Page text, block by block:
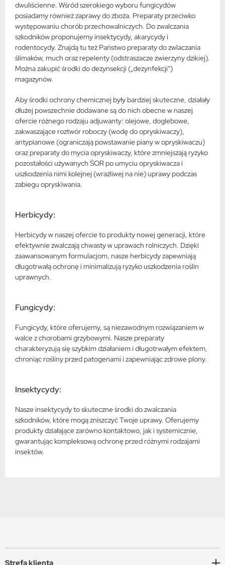
dwuliścienne. Wśród szerokiego wyboru fungicydów
posiadamy również zaprawy do zboża. Preparaty przeciwko
występowaniu chorób przechowalniczych. Do zwalczania
szkodników proponujemy insektycydy, akarycydy i
rodentocydy. Znajdą tu też Państwo preparaty do zwlaczania
ślimaków, much oraz repelenty (odstraszacze zwierzyny dzikiej).
Można zakupić środki do dezynsekcji („dezynfekcji”)
magazynów.
Aby środki ochrony chemicznej były bardziej skuteczne, działały
dłużej powszechnie dodawane są do nich obecne w naszej
ofercie różnego rodzaju adjuwanty: olejowe, doglebowe,
zakwaszające roztwór roboczy (wodę do opryskiwaczy),
antypianowe (ograniczają powstawanie piany w opryskiwaczu)
oraz preparaty do mycia opryskiwaczy, które zmniejszają ryzyko
pozostałości używanych ŚOR po umyciu opryskiwacza i
uszkodzenia nimi kolejnej (wrażliwej na nie) uprawy podczas
zabiegu opryskiwania.
Herbicydy:
Herbicydy w naszej ofercie to produkty nowej generacji, które
efektywnie zwalczają chwasty w uprawach rolniczych. Dzięki
zaawansowanym formulacjom, nasze herbicydy zapewniają
długotrwałą ochronę i minimalizują ryzyko uszkodzenia roślin
uprawnych.
Fungicydy:
Fungicydy, które oferujemy, są niezawodnym rozwiązaniem w
walce z chorobami grzybowymi. Nasze preparaty
charakteryzują się szybkim działaniem i długotrwałym efektem,
chroniąc rośliny przed patogenami i zapewniając zdrowe plony.
Insektycydy:
Nasze insektycydy to skuteczne środki do zwalczania
szkodników, które mogą zniszczyć Twoje uprawy. Oferujemy
produkty działające zarówno kontaktowo, jak i systemicznie,
gwarantując kompleksową ochronę przed różnymi rodzajami
insektów.
Strefa klienta